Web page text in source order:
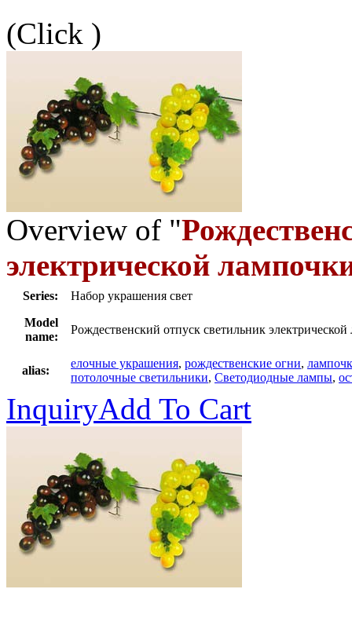
(Click )
Overview of "
электрической
Series:
Набор украшения свет
Model
name:
Рождественский отпуск светильник
alias:
елочные украшения, рождественские огни,
потолочные светильники, Светодиодные лампы,
InquiryAdd To Cart